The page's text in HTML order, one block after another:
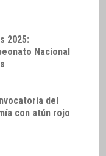
2025:
Nacional
del
con atún rojo